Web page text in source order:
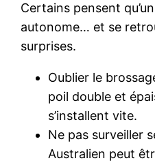
Certains pensent
autonome… et se
surprises.
Oublier le
poil double et
s’installent vite.
Ne pas surveiller
Australien peut